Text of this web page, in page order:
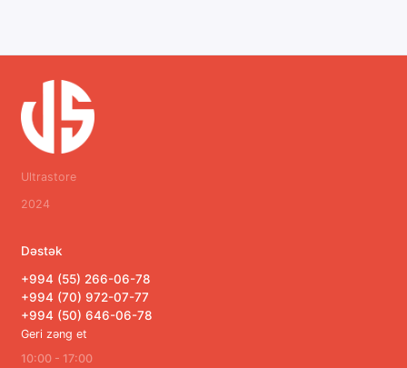
Ultrastore
2024
Dəstək
+994 (55) 266-06-78
+994 (70) 972-07-77
+994 (50) 646-06-78
Geri zəng et
10:00 - 17:00